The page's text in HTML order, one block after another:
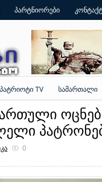
პარტნიორები
პატრიოტი TV სამართალი
0